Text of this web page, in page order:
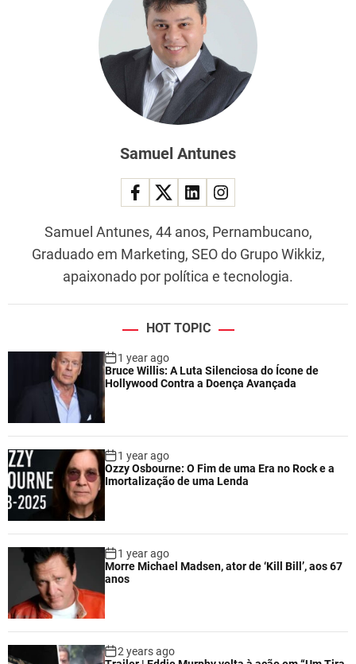
Samuel Antunes
Samuel Antunes, 44 anos, Pernambucano,
Graduado em Marketing, SEO do Grupo Wikkiz,
apaixonado por política e tecnologia.
HOT TOPIC
1 year ago
Bruce Willis: A Luta Silenciosa do Ícone de
Hollywood Contra a Doença Avançada
1 year ago
Ozzy Osbourne: O Fim de uma Era no Rock e a
Imortalização de uma Lenda
1 year ago
Morre Michael Madsen, ator de ‘Kill Bill’, aos 67
anos
2 years ago